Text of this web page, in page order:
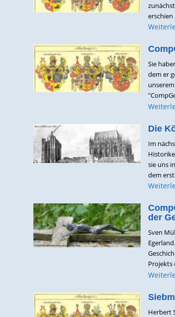
Sie
dem er
Die
Im
sie uns
dem
der
Sven
Projekts
Herbert